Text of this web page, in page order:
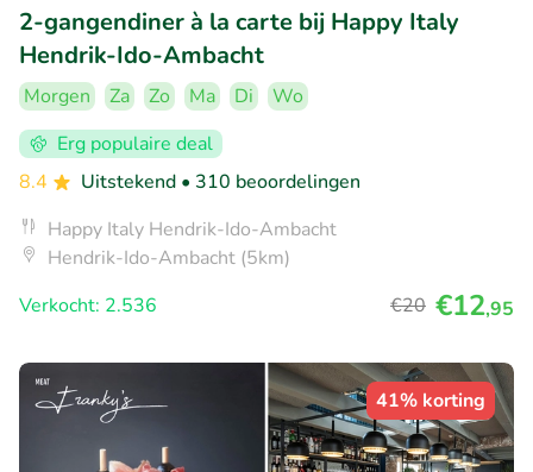
2-gangendiner à la carte bij Happy Italy
Hendrik-Ido-Ambacht
Morgen Za Zo Ma Di
Wo
Erg populaire deal
8.4
Uitstekend • 310 beoordelingen
Happy Italy Hendrik-Ido-Ambacht
Hendrik-Ido-Ambacht (5km)
Verkocht: 2.536
€20 €12,95
41% korting